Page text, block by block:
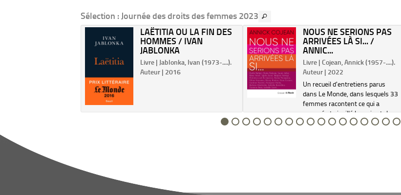
Sélection : Journée des droits des femmes 2023
LAËTITIA OU LA FIN DES
HOMMES / IVAN
JABLONKA
Livre | Jablonka, Ivan (1973-....).
Auteur | 2016
NOUS NE SERIONS PAS
ARRIVÉES LÀ SI... /
ANNIC...
Livre | Cojean, Annick (1957-....).
Auteur | 2022
Un recueil d'entretiens parus
dans Le Monde, dans lesquels 33
femmes racontent ce qui a
marqué et aiguillé leur vie, de leurs
rencontres à leurs lectures, en
il aborde les grands
la vie quotidienne et